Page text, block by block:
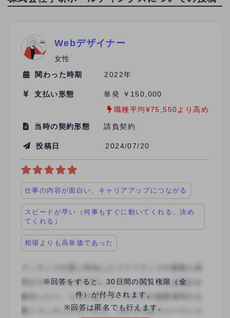
Webデザイナー
女性
関わった時期
2022年
支払い形態
単発 ￥150,000
職種平均¥75,550より高め
当時の契約形態 請負契約
投稿日 2024/07/20
仕事の内容が面白い、キャリアアップにつながる
スピードが早い（何事もすぐに動いてくれる、決め
てくれる）
相場よりも高単価であった
※回答をすると、30日間の閲覧権限（全
件）が付与されます。
※回答は匿名でも行えます。